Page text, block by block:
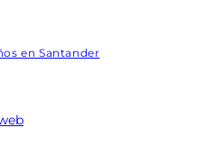
en Santander